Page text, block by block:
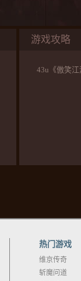
游戏攻略
43u《傲笑
热门游戏
维京传奇
斩魔问道